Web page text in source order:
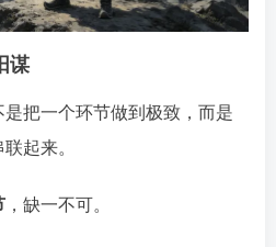
谋
把一个环节做到极致，而是
起来。󠄹󠅀󠄪󠄢󠄡󠄦󠄞󠄧󠄣󠄞󠄢󠄡󠄦󠄞󠄩󠄤󠅬󠅅󠅃󠄵󠅂󠄪󠅗󠅥󠅕󠅣󠅤󠅬󠅄󠄹󠄽󠄵󠄪󠄢󠄠󠄢󠄦󠄝󠄠󠄨󠄝󠄠󠄦󠄐󠄡󠄧󠄪󠄠󠄠󠄪󠄣󠄡󠅬󠅨󠅙󠅑󠅟󠅗󠅒󠄞󠅓󠅟󠅝󠄐󠇕󠆠󠅿󠇖󠆄󠆩󠇕󠅿󠆈󠇗󠆭󠆁󠄐󠇗󠅹󠅸󠇖󠆍󠅳󠇖󠅹󠅰󠇖󠆌󠅹
，缺一不可。